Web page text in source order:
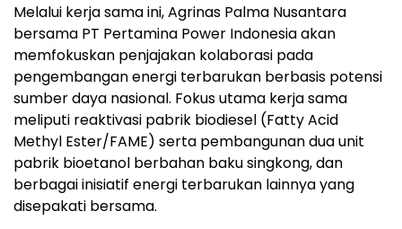
Melalui kerja sama ini, Agrinas Palma Nusantara
bersama PT Pertamina Power Indonesia akan
memfokuskan penjajakan kolaborasi pada
pengembangan energi terbarukan berbasis potensi
sumber daya nasional. Fokus utama kerja sama
meliputi reaktivasi pabrik biodiesel (Fatty Acid
Methyl Ester/FAME) serta pembangunan dua unit
pabrik bioetanol berbahan baku singkong, dan
berbagai inisiatif energi terbarukan lainnya yang
disepakati bersama.